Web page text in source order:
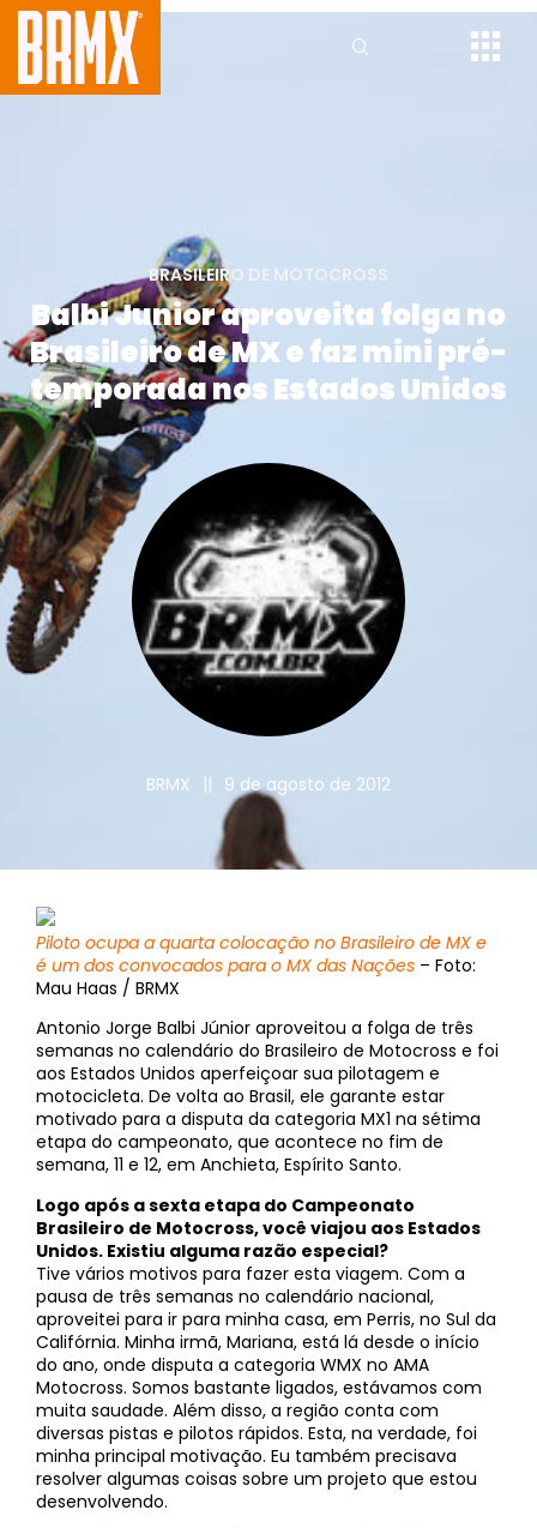
BRASILEIRO DE MOTOCROSS
Balbi Junior aproveita folga no
Brasileiro de MX e faz mini pré-
temporada nos Estados Unidos
BRMX || 9 de agosto de 2012
Piloto ocupa a quarta colocação no Brasileiro de MX e
é um dos convocados para o MX das Nações – Foto:
Mau Haas / BRMX
Antonio Jorge Balbi Júnior aproveitou a folga de três
semanas no calendário do Brasileiro de Motocross e foi
aos Estados Unidos aperfeiçoar sua pilotagem e
motocicleta. De volta ao Brasil, ele garante estar
motivado para a disputa da categoria MX1 na sétima
etapa do campeonato, que acontece no fim de
semana, 11 e 12, em Anchieta, Espírito Santo.
Logo após a sexta etapa do Campeonato
Brasileiro de Motocross, você viajou aos Estados
Unidos. Existiu alguma razão especial?
Tive vários motivos para fazer esta viagem. Com a
pausa de três semanas no calendário nacional,
aproveitei para ir para minha casa, em Perris, no Sul da
Califórnia. Minha irmã, Mariana, está lá desde o início
do ano, onde disputa a categoria WMX no AMA
Motocross. Somos bastante ligados, estávamos com
muita saudade. Além disso, a região conta com
diversas pistas e pilotos rápidos. Esta, na verdade, foi
minha principal motivação. Eu também precisava
resolver algumas coisas sobre um projeto que estou
desenvolvendo.